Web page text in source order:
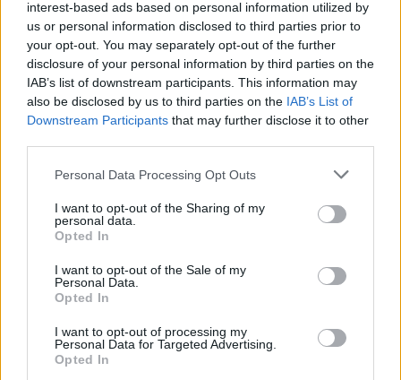
interest-based ads based on personal information utilized by
us or personal information disclosed to third parties prior to
your opt-out. You may separately opt-out of the further
disclosure of your personal information by third parties on the
IAB’s list of downstream participants. This information may
also be disclosed by us to third parties on the IAB’s List of
Downstream Participants that may further disclose it to other
Personal Data Processing Opt Outs
I want to opt-out of the Sharing of my
personal data.
Opted In
I want to opt-out of the Sale of my
Personal Data.
Opted In
I want to opt-out of processing my
Personal Data for Targeted Advertising.
Opted In
Ню Йорк стана 14-ият щат на САЩ, в
който е разрешена евтаназията
06.08.2026 / 16:00